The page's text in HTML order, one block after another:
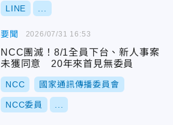
LINE
要聞
NCC團滅！8/1全員下台、新人事案
未獲同意 20年來首見無委員
NCC 國家通訊傳播委員會
NCC委員
2026/07/31 16:53